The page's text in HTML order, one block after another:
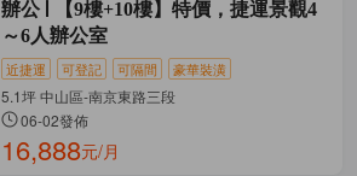
辦公
【9樓+10樓】特價，捷運景觀4
～6人辦公室
近捷運 可登記 可隔間 豪華裝潢
5.1坪 中山區-南京東路三段
06-02發佈
16,888元/月